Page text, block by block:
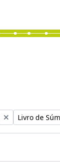
Remove
Livro de